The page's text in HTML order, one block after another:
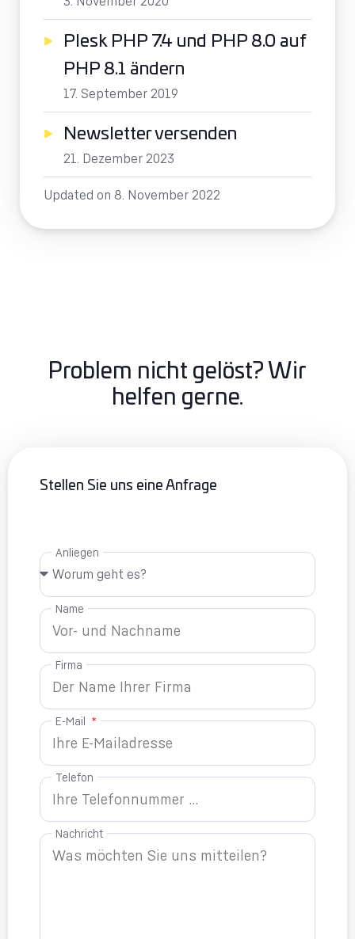
Plesk PHP 7.4 und PHP 8.0 auf
PHP 8.1 ändern
17. September 2019
Newsletter versenden
21. Dezember 2023
Updated on 8. November 2022
Problem nicht gelöst? Wir
helfen gerne.
Stellen Sie uns eine Anfrage
Anliegen
Name
Firma
E-Mail
Telefon
Nachricht